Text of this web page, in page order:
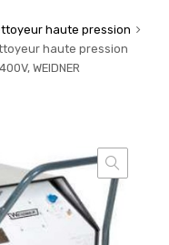
haute pression
haute pression
WEIDNER